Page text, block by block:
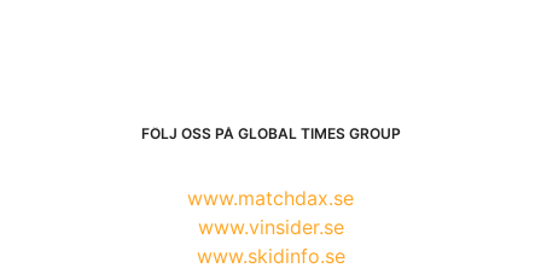
FÖLJ OSS PÅ GLOBAL TIMES GROUP
www.matchdax.se
www.vinsider.se
www.skidinfo.se